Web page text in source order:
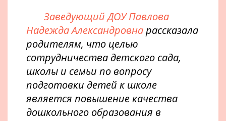
Заведующий ДОУ Павлова
Надежда Александровнарассказала
родителям, что целью
сотрудничества детского сада,
школы и семьи по вопросу
подготовки детей к школе
является повышение качества
дошкольного образования в